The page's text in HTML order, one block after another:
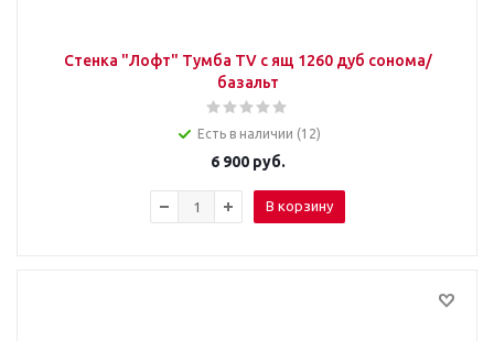
Стенка "Лофт" Тумба TV с ящ 1260 дуб сонома/
базальт
Есть в наличии (12)
6 900руб.
В корзину